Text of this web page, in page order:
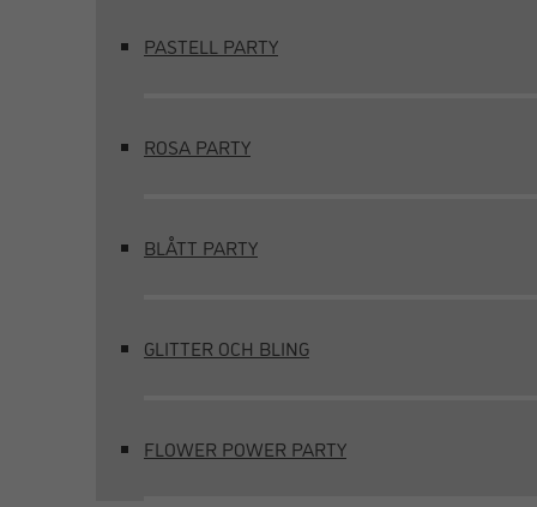
PASTELL PARTY
ROSA PARTY
BLÅTT PARTY
GLITTER OCH BLING
FLOWER POWER PARTY